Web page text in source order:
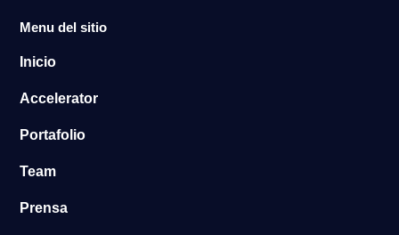
Menu del sitio
Inicio
Accelerator
Portafolio
Team
Prensa